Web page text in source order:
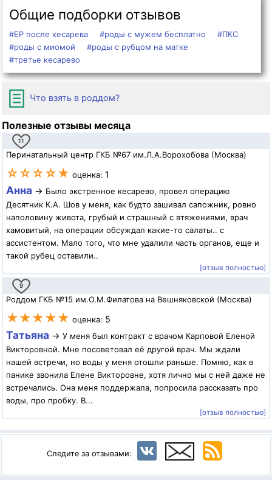
Общие подборки отзывов
#ЕР после кесарева #роды с мужем бесплатно
#ПКС
#роды с миомой
#роды с рубцом на матке
#третье кесарево
Что взять в роддом?
Полезные отзывы месяца
11
Перинатальный центр ГКБ №67 им.Л.А.Ворохобова (Москва)
☆☆☆☆★ оценка: 1
Анна → Было экстренное кесарево, провел операцию
Десятник К.А. Шов у меня, как будто зашивал сапожник, ровно
наполовину живота, грубый и страшный с втяжениями, врач
хамовитый, на операции обсуждал какие-то салаты.. с
ассистентом. Мало того, что мне удалили часть органов, еще и
такой рубец оставили..
[отзыв полностью]
9
Роддом ГКБ №15 им.О.М.Филатова на Вешняковской (Москва)
★★★★★ оценка: 5
Татьяна → У меня был контракт с врачом Карповой Еленой
Викторовной. Мне посоветовал её другой врач. Мы ждали
нашей встречи, но воды у меня отошли раньше. Помню, как в
панике звонила Елене Викторовне, хотя лично мы с ней даже не
встречались. Она меня поддержала, попросила рассказать про
воды, про пробку. В...
[отзыв полностью]
Следите за отзывами: